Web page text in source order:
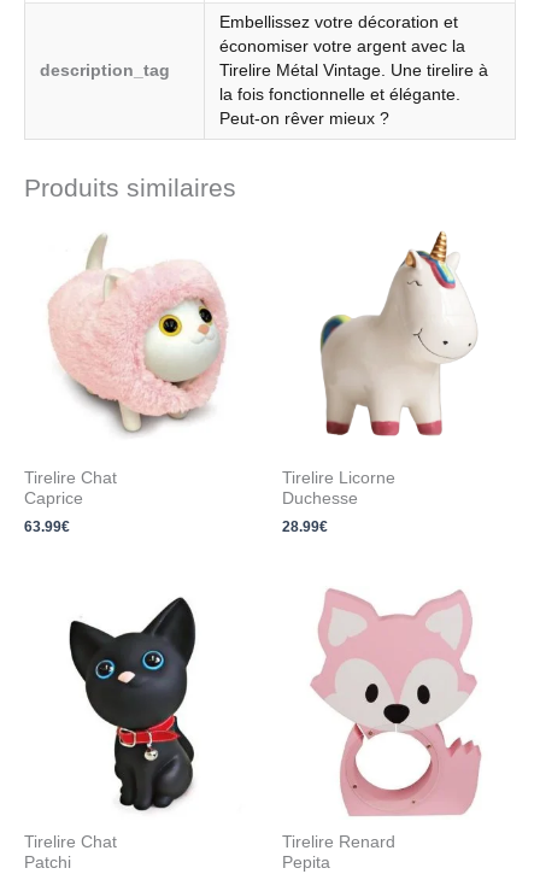
description_tag
Embellissez votre décoration et
économiser votre argent avec la
Tirelire Métal Vintage. Une tirelire à
la fois fonctionnelle et élégante.
Peut-on rêver mieux ?
Produits similaires
Tirelire Chat
Caprice
63.99€
Tirelire Licorne
Duchesse
28.99€
Tirelire Chat
Patchi
Tirelire Renard
Pepita